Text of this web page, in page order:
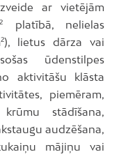
ar vietējām
platībā, nelielas
lietus dārza vai
ūdenstilpes
aktivitāšu klāsta
piemēram,
stādīšana,
audzēšana,
mājiņu vai